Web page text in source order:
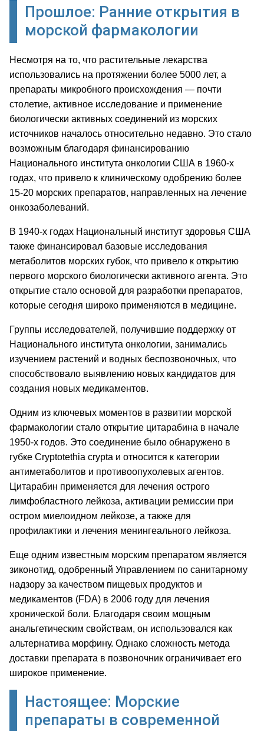
Прошлое: Ранние открытия в
морской фармакологии
Несмотря на то, что растительные лекарства
использовались на протяжении более 5000 лет, а
препараты микробного происхождения — почти
столетие, активное исследование и применение
биологически активных соединений из морских
источников началось относительно недавно. Это стало
возможным благодаря финансированию
Национального института онкологии США в 1960-х
годах, что привело к клиническому одобрению более
15-20 морских препаратов, направленных на лечение
онкозаболеваний.
В 1940-х годах Национальный институт здоровья США
также финансировал базовые исследования
метаболитов морских губок, что привело к открытию
первого морского биологически активного агента. Это
открытие стало основой для разработки препаратов,
которые сегодня широко применяются в медицине.
Группы исследователей, получившие поддержку от
Национального института онкологии, занимались
изучением растений и водных беспозвоночных, что
способствовало выявлению новых кандидатов для
создания новых медикаментов.
Одним из ключевых моментов в развитии морской
фармакологии стало открытие цитарабина в начале
1950-х годов. Это соединение было обнаружено в
губке Cryptotethia crypta и относится к категории
антиметаболитов и противоопухолевых агентов.
Цитарабин применяется для лечения острого
лимфобластного лейкоза, активации ремиссии при
остром миелоидном лейкозе, а также для
профилактики и лечения менингеального лейкоза.
Еще одним известным морским препаратом является
зиконотид, одобренный Управлением по санитарному
надзору за качеством пищевых продуктов и
медикаментов (FDA) в 2006 году для лечения
хронической боли. Благодаря своим мощным
анальгетическим свойствам, он использовался как
альтернатива морфину. Однако сложность метода
доставки препарата в позвоночник ограничивает его
широкое применение.
Настоящее: Морские
препараты в современной